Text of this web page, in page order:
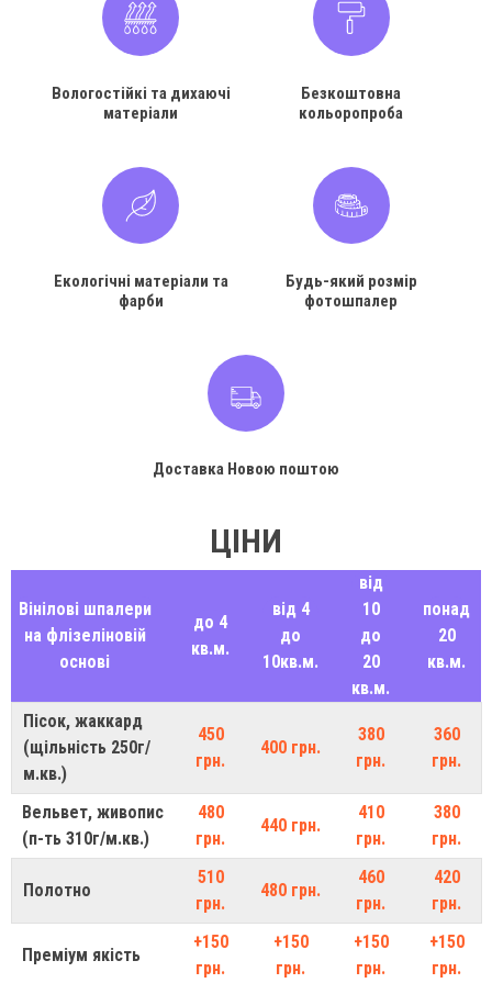
Вологостійкі та дихаючі
матеріали
Безкоштовна
кольоропроба
Екологічні матеріали та
фарби
Будь-який розмір
фотошпалер
Доставка Новою поштою
ЦІНИ
Вінілові шпалери
на флізеліновій
основі
до 4
кв.м.
від 4
до
10кв.м.
від
10
до
20
кв.м.
понад
20
кв.м.
Пісок, жаккард
(щільність 250г/
м.кв.)
450
грн.
400 грн.
380
грн.
360
грн.
Вельвет, живопис
(п-ть 310г/м.кв.)
480
грн.
440 грн.
410
грн.
380
грн.
Полотно
510
грн.
480 грн.
460
грн.
420
грн.
Преміум якість
+150
грн.
+150
грн.
+150
грн.
+150
грн.